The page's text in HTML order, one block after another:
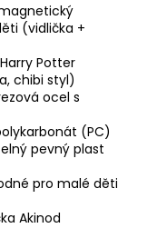
(vidlička +
Harry Potter
chibi styl)
ocel s
(PC)
pevný plast
pro malé děti
Akinod